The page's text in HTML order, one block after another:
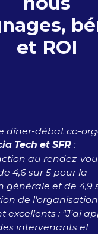
et ROI
dîner-débat co-
Tech et SFR : ​
au rendez-
4,6 sur 5 pour la
générale et de 4,9
de l'organisation
excellents : "J'ai
intervenants et